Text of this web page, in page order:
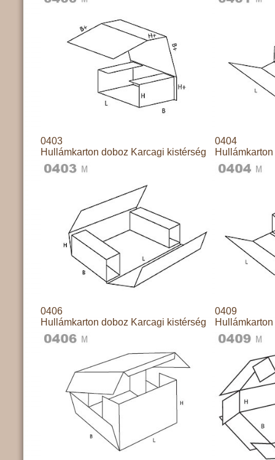
0403
Hullámkarton doboz Karcagi kistérség
0404
0406
Hullámkarton doboz Karcagi kistérség
0409